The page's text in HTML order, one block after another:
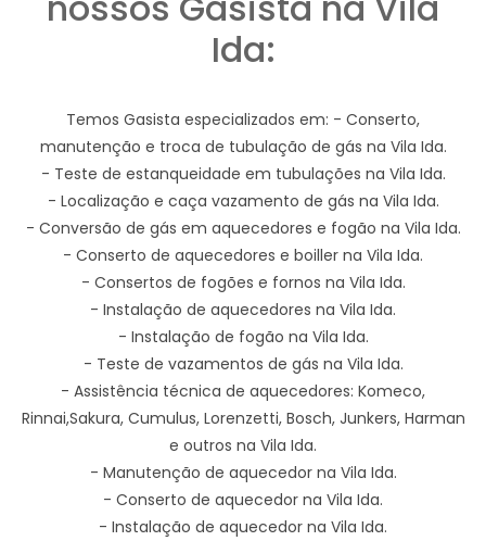
Ida:
Temos Gasista especializados em: - Conserto,
manutenção e troca de tubulação de gás na Vila Ida.
- Teste de estanqueidade em tubulações na Vila Ida.
- Localização e caça vazamento de gás na Vila Ida.
- Conversão de gás em aquecedores e fogão na Vila Ida.
- Conserto de aquecedores e boiller na Vila Ida.
- Consertos de fogões e fornos na Vila Ida.
- Instalação de aquecedores na Vila Ida.
- Instalação de fogão na Vila Ida.
- Teste de vazamentos de gás na Vila Ida.
- Assistência técnica de aquecedores: Komeco,
Rinnai,Sakura, Cumulus, Lorenzetti, Bosch, Junkers, Harman
e outros na Vila Ida.
- Manutenção de aquecedor na Vila Ida.
- Conserto de aquecedor na Vila Ida.
- Instalação de aquecedor na Vila Ida.